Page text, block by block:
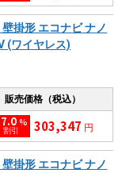
掛形 エコナビ ナノ
(ワイヤレス)
販売価格（税込）
%
割引 303,347 円
掛形 エコナビ ナノ